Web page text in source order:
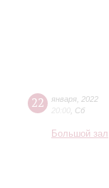
22 января 2022
20:00 Сб
Большой зал